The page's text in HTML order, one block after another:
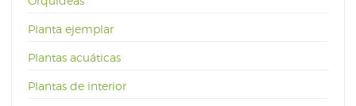
Planta ejemplar
Plantas acuáticas
Plantas de interior